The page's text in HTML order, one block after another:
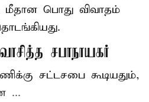
மீதான பொது விவாதம்
சபாநாயகர்
சட்டசபை கூடியதும்,
...